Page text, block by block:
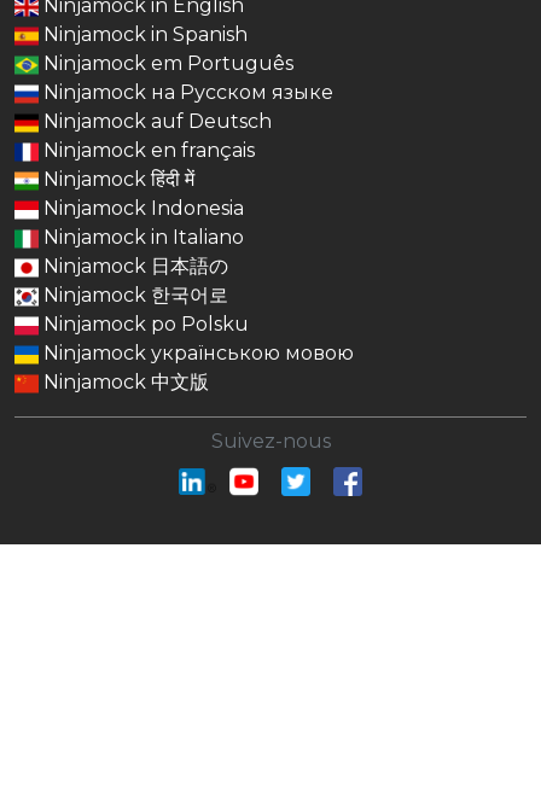
Ninjamock in English
Ninjamock in Spanish
Ninjamock em Português
Ninjamock на Русском языке
Ninjamock auf Deutsch
Ninjamock en français
Ninjamock हिंदी में
Ninjamock Indonesia
Ninjamock in Italiano
Ninjamock 日本語の
Ninjamock 한국어로
Ninjamock po Polsku
Ninjamock українською мовою
Ninjamock 中文版
Suivez-nous